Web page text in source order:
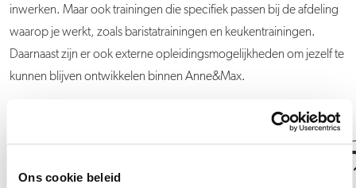
Ons cookie beleid
inwerken. Maar ook trainingen die specifiek passen bij de afdeling
waarop je werkt, zoals baristatrainingen en keukentrainingen.
Daarnaast zijn er ook externe opleidingsmogelijkheden om jezelf te
kunnen blijven ontwikkelen binnen Anne&Max.